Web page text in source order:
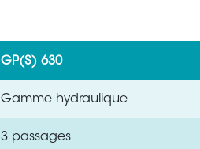
GP(S) 630
Gamme hydraulique
3 passages